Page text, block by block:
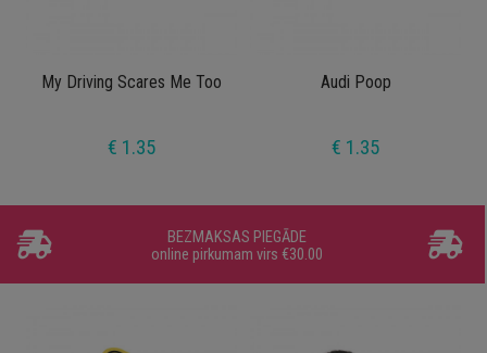
My Driving Scares Me Too
€ 1.35
Audi Poop
€ 1.35
BEZMAKSAS PIEGĀDE
online pirkumam virs €30.00